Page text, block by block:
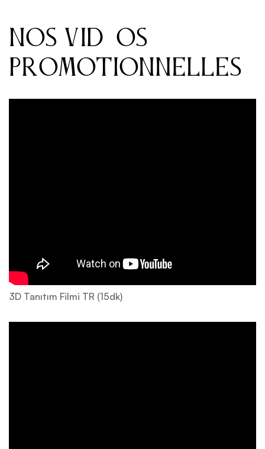
NOS VIDÉOS
PROMOTIONNELLES
3D Tanıtım Filmi TR (15dk)